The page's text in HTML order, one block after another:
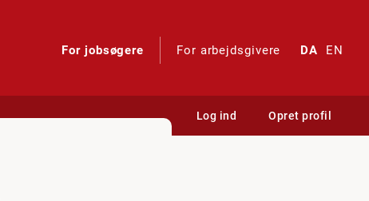
For jobsøgere For arbejdsgivere DA EN
Log ind Opret profil